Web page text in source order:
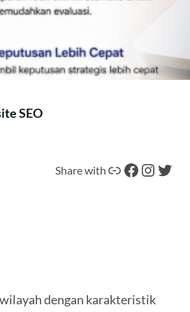
SEO
Share with Tautan Facebook Instagram Twitter
dengan karakteristik